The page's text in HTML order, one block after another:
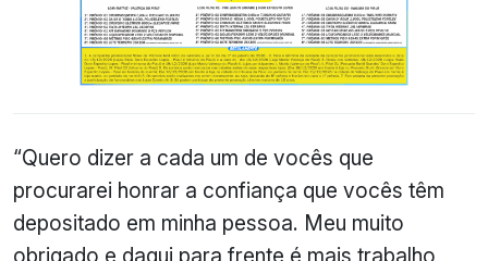
“Quero dizer a cada um de vocês que
procurarei honrar a confiança que vocês têm
depositado em minha pessoa. Meu muito
obrigado e daqui para frente é mais trabalho,